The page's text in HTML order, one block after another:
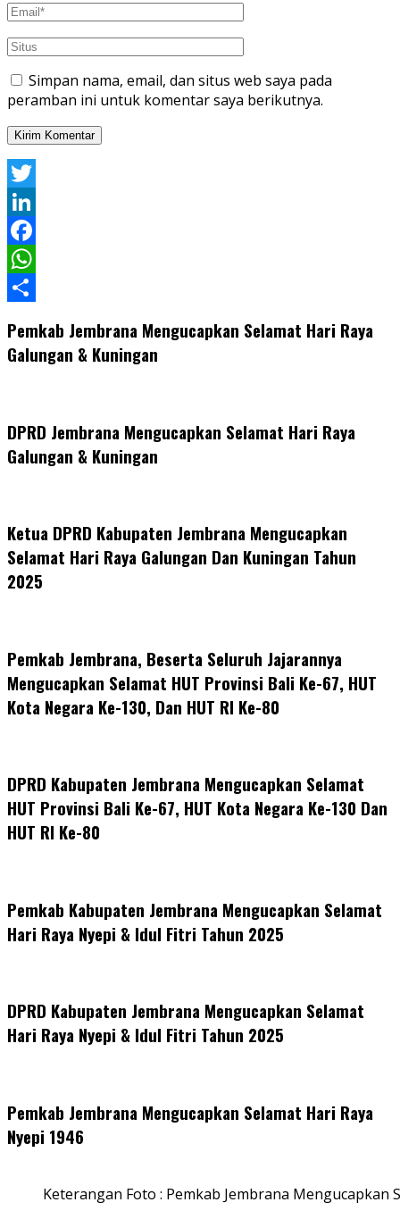
Simpan nama, email, dan situs web saya pada
peramban ini untuk komentar saya berikutnya.
Twitter
LinkedIn
Facebook
WhatsApp
Pemkab Jembrana Mengucapkan Selamat Hari Raya
Galungan & Kuningan
DPRD Jembrana Mengucapkan Selamat Hari Raya
Galungan & Kuningan
Ketua DPRD Kabupaten Jembrana Mengucapkan
Selamat Hari Raya Galungan Dan Kuningan Tahun
2025
Pemkab Jembrana, Beserta Seluruh Jajarannya
Mengucapkan Selamat HUT Provinsi Bali Ke-67, HUT
Kota Negara Ke-130, Dan HUT RI Ke-80
DPRD Kabupaten Jembrana Mengucapkan Selamat
HUT Provinsi Bali Ke-67, HUT Kota Negara Ke-130 Dan
HUT RI Ke-80
Pemkab Kabupaten Jembrana Mengucapkan Selamat
Hari Raya Nyepi & Idul Fitri Tahun 2025
DPRD Kabupaten Jembrana Mengucapkan Selamat
Hari Raya Nyepi & Idul Fitri Tahun 2025
Pemkab Jembrana Mengucapkan Selamat Hari Raya
Nyepi 1946
Keterangan Foto : Pemkab Jembrana Mengucapkan